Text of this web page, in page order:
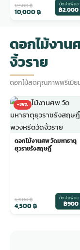
12,500฿
10,000฿
มัดจำเพียง
฿2,000
ดอกไม้งา
งิ้วราย
ดอกไม้สดคุณภาพพรีเมีย
-25%
ดอกไม้งานศพ วัดมหาธาตุ
ยุวราชรังสฤษฎิ์
6,000฿
4,500฿
มัดจำเพียง
฿900